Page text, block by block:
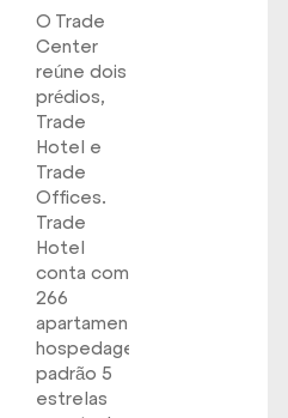
O Trade
Center
reúne dois
prédios,
Trade
Hotel e
Trade
Offices.
Trade
Hotel
conta com
266
apartamentos,
hospedagem
padrão 5
estrelas